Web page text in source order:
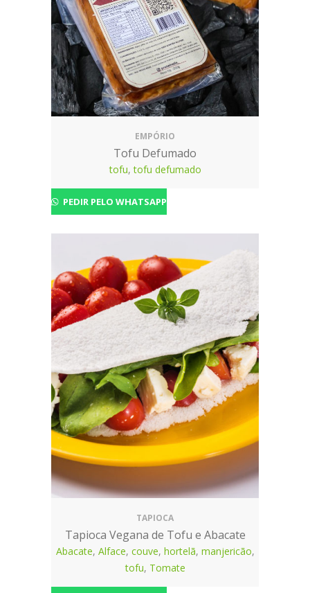
EMPÓRIO
Tofu Defumado
tofu,tofu defumado
PEDIR PELO WHATSAPP
TAPIOCA
Tapioca Vegana de Tofu e Abacate
Abacate, Alface, couve, hortelã, manjericão,
tofu, Tomate